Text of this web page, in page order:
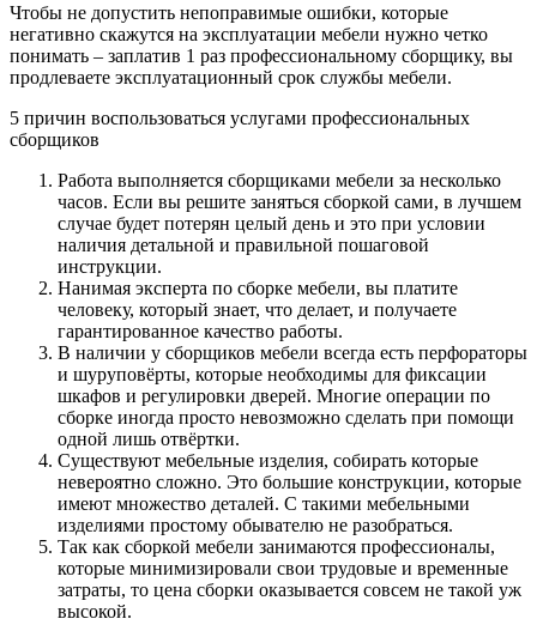
Чтобы не допустить непоправимые ошибки, которые
негативно скажутся на эксплуатации мебели нужно четко
понимать – заплатив 1 раз профессиональному сборщику, вы
продлеваете эксплуатационный срок службы мебели.
5 причин воспользоваться услугами профессиональных
сборщиков
Работа выполняется сборщиками мебели за несколько
часов. Если вы решите заняться сборкой сами, в лучшем
случае будет потерян целый день и это при условии
наличия детальной и правильной пошаговой
инструкции.
Нанимая эксперта по сборке мебели, вы платите
человеку, который знает, что делает, и получаете
гарантированное качество работы.
В наличии у сборщиков мебели всегда есть перфораторы
и шуруповёрты, которые необходимы для фиксации
шкафов и регулировки дверей. Многие операции по
сборке иногда просто невозможно сделать при помощи
одной лишь отвёртки.
Существуют мебельные изделия, собирать которые
невероятно сложно. Это большие конструкции, которые
имеют множество деталей. С такими мебельными
изделиями простому обывателю не разобраться.
Так как сборкой мебели занимаются профессионалы,
которые минимизировали свои трудовые и временные
затраты, то цена сборки оказывается совсем не такой уж
высокой.